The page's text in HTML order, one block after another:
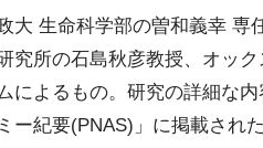
大 生命科学部の曽和義幸 専
究所の石島秋彦教授、オッ
によるもの。研究の詳細な
ー紀要(PNAS)」に掲載された